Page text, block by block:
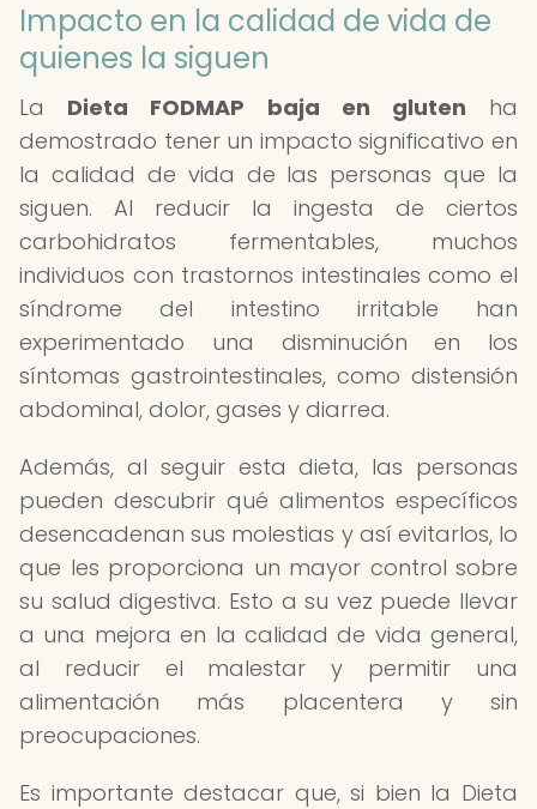
Impacto en la calidad de vida de
quienes la siguen
La Dieta FODMAP baja en gluten ha
demostrado tener un impacto significativo en
la calidad de vida de las personas que la
siguen. Al reducir la ingesta de ciertos
carbohidratos fermentables, muchos
individuos con trastornos intestinales como el
síndrome del intestino irritable han
experimentado una disminución en los
síntomas gastrointestinales, como distensión
abdominal, dolor, gases y diarrea.
Además, al seguir esta dieta, las personas
pueden descubrir qué alimentos específicos
desencadenan sus molestias y así evitarlos, lo
que les proporciona un mayor control sobre
su salud digestiva. Esto a su vez puede llevar
a una mejora en la calidad de vida general,
al reducir el malestar y permitir una
alimentación más placentera y sin
preocupaciones.
Es importante destacar que, si bien la Dieta